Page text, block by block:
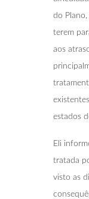
do
terem
aos
estados
Eli
tratada
visto as